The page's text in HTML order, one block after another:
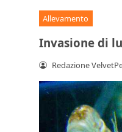
Allevamento
Invasione di
Redazione